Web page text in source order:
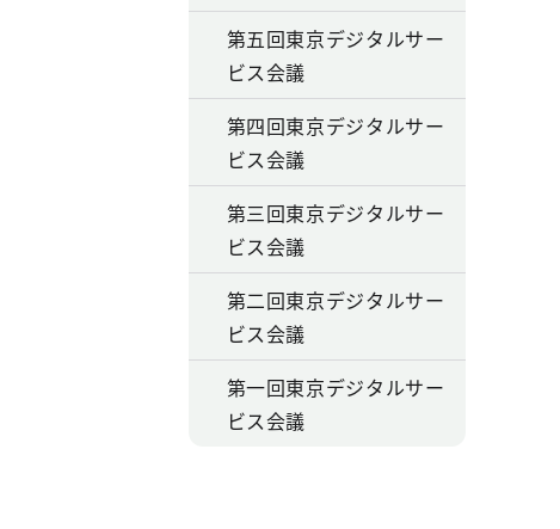
第五回東京デジタルサー
ビス会議
第四回東京デジタルサー
ビス会議
第三回東京デジタルサー
ビス会議
第二回東京デジタルサー
ビス会議
第一回東京デジタルサー
ビス会議